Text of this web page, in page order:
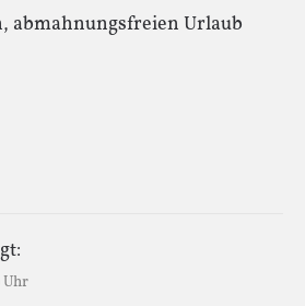
abmahnungsfreien Urlaub
Uhr